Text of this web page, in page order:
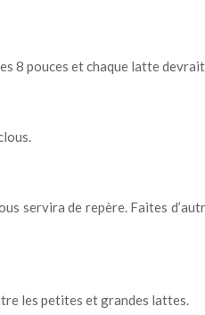
8 pouces et chaque latte
servira de repère. Faites
les petites et grandes lattes.